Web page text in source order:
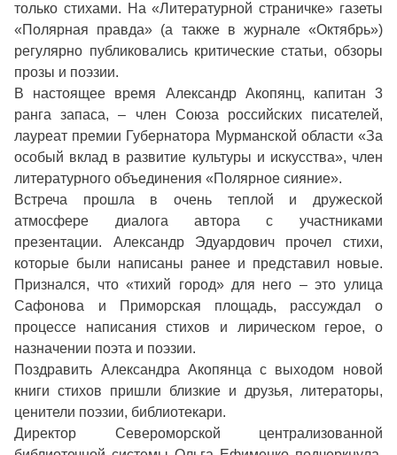
только стихами. На «Литературной страничке» газеты
«Полярная правда» (а также в журнале «Октябрь»)
регулярно публиковались критические статьи, обзоры
прозы и поэзии.
В настоящее время Александр Акопянц, капитан 3
ранга запаса, – член Союза российских писателей,
лауреат премии Губернатора Мурманской области «За
особый вклад в развитие культуры и искусства», член
литературного объединения «Полярное сияние».
Встреча прошла в очень теплой и дружеской
атмосфере диалога автора с участниками
презентации. Александр Эдуардович прочел стихи,
которые были написаны ранее и представил новые.
Признался, что «тихий город» для него – это улица
Сафонова и Приморская площадь, рассуждал о
процессе написания стихов и лирическом герое, о
назначении поэта и поэзии.
Поздравить Александра Акопянца с выходом новой
книги стихов пришли близкие и друзья, литераторы,
ценители поэзии, библиотекари.
Директор Североморской централизованной